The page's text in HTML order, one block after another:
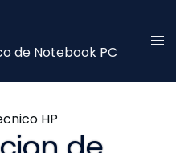
de Notebook PC
HP